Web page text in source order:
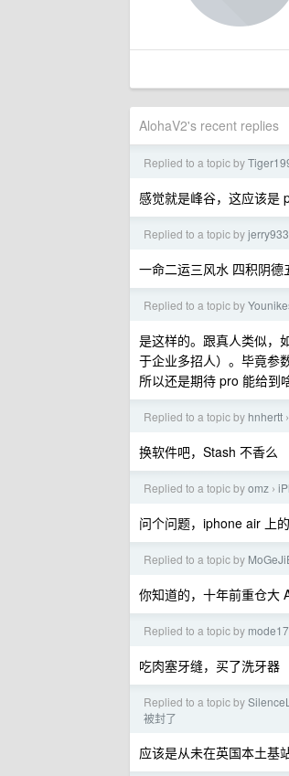
AlohaV2's recent replies
Replied to a topic by
感觉就是峰谷，这应该是
Replied to a topic by
一命二运三风水 四积阴德
Replied to a topic by
是这样的。跟真人类似，
于企业多招人）。毕竟参
所以还是期待 pro 能给到
Replied to a topic by hnhertt ›
换软件吧，Stash 不香么
Replied to a topic byomz ›
问个问题，iphone air 上
Replied to a topic by
你知道的，十年前重仓大
Replied to a topic by
吃肉塞牙缝，买了洗牙器
Replied to a topic by
被封了
应该是从未在英国本土基